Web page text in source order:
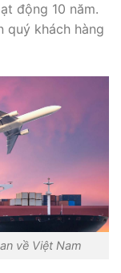
động 10 năm.
quý khách hàng
về Việt Nam